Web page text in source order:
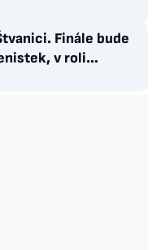
z nich nepotěší
Finále bude
v roli